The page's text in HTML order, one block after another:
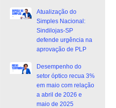
Atualização do
Simples Nacional:
Sindilojas-SP
defende urgência na
aprovação de PLP
Desempenho do
setor óptico recua 3%
em maio com relação
a abril de 2026 e
maio de 2025